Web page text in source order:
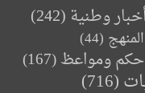
وطنية(242)
المنهج (44)
حكم ومواعظ(167)
(716)